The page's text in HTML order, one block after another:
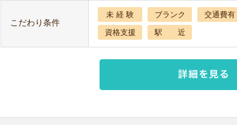
こだわり条件
未 経 験 ブランク 交通費有
資格支援
駅 近